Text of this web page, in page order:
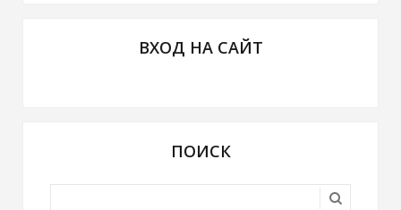
ВХОД НА САЙТ
ПОИСК